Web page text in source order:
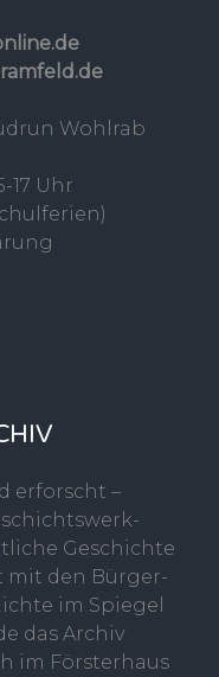
Wohlrab
17 Uhr
erforscht –
Geschichte
mit den Bürger-
im Spiegel
das Archiv
im Försterhaus